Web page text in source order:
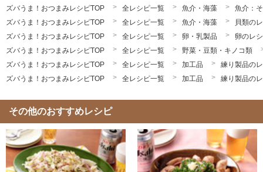
ズバうま！おつまみレシピTOP 全レシピ一覧 魚介・海藻
魚介：
ズバうま！おつまみレシピTOP
全レシピ一覧 魚介・海藻
貝類の
ズバうま！おつまみレシピTOP
全レシピ一覧 卵・乳製品
卵のレ
ズバうま！おつまみレシピTOP
全レシピ一覧
野菜・豆類・キノコ類
ズバうま！おつまみレシピTOP
全レシピ一覧 加工品
練り製品の
ズバうま！おつまみレシピTOP
全レシピ一覧 加工品 練り製品の
その他のおすすめレシピ